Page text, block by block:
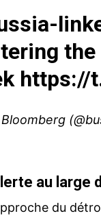
https://
au large
du